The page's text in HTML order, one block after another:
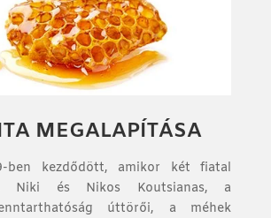
MEGALAPÍTÁSA
ben kezdődött, amikor két fiatal
Niki és Nikos Koutsianas, a
úttörői, a méhek